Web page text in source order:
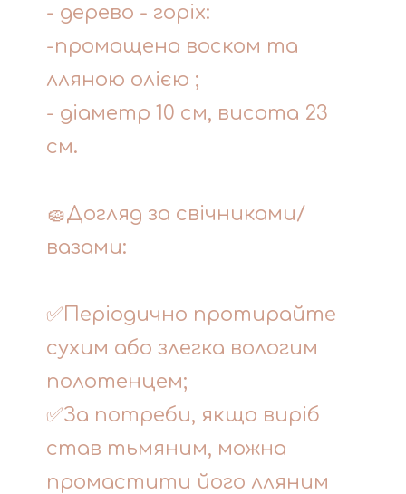
- дерево - горіх:
-промащена воском та
лляною олією ;
- діаметр 10 см, висота 23
см.
🧽Догляд за свічниками/
вазами:
✅Періодично протирайте
сухим або злегка вологим
полотенцем;
✅За потреби, якщо виріб
став тьмяним, можна
промастити його лляним